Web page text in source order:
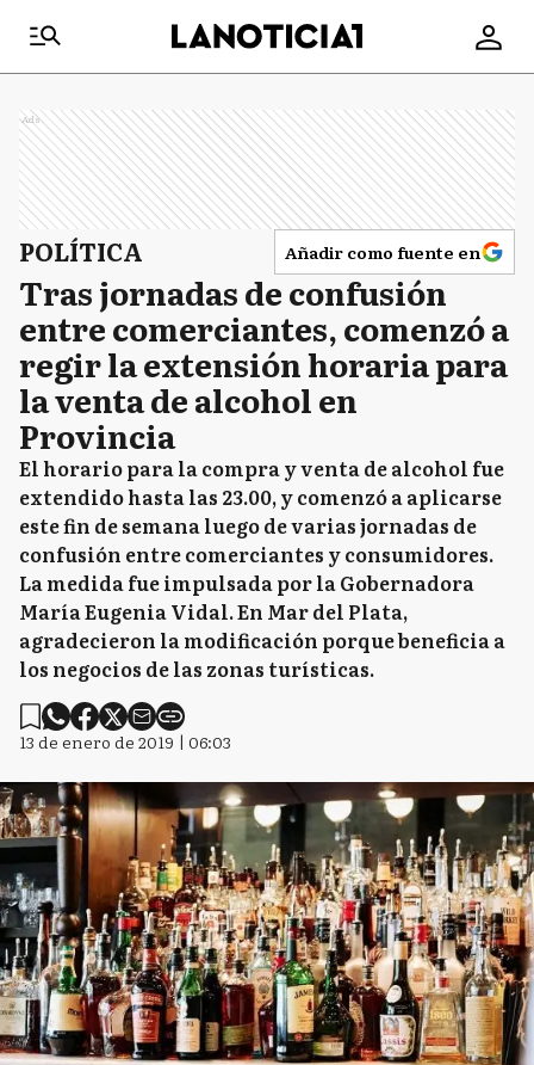
Ads
POLÍTICA Añadir como fuente en
Tras jornadas de confusión
entre comerciantes, comenzó a
regir la extensión horaria para
la venta de alcohol en
Provincia
El horario para la compra y venta de alcohol fue
extendido hasta las 23.00, y comenzó a aplicarse
este fin de semana luego de varias jornadas de
confusión entre comerciantes y consumidores.
La medida fue impulsada por la Gobernadora
María Eugenia Vidal. En Mar del Plata,
agradecieron la modificación porque beneficia a
los negocios de las zonas turísticas.
13 de enero de 2019 | 06:03